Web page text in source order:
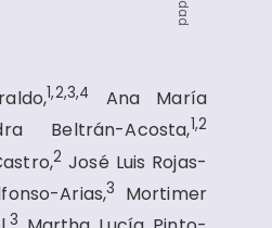
1,2,3,4 Ana María
Beltrán-Acosta,1,2
2 José Luis Rojas-
Arias,3 Mortimer
3